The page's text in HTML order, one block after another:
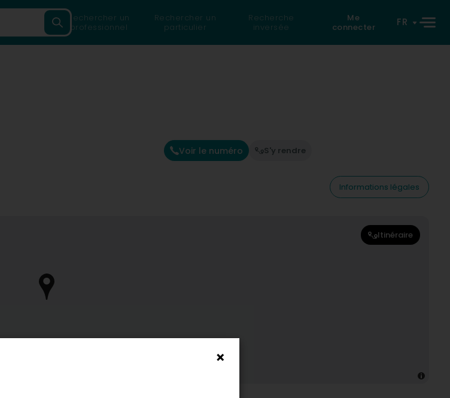
Rechercher un
professionnel
Rechercher un
particulier
Recherche
inversée
Me
connecter
FR
Voir le numéro S'y rendre
Informations légales
Itinéraire